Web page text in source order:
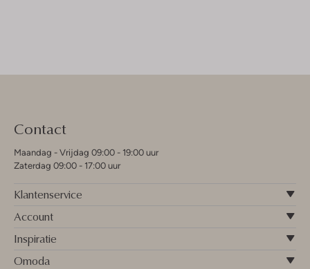
Contact
Maandag - Vrijdag 09:00 - 19:00 uur
Zaterdag 09:00 - 17:00 uur
Klantenservice
Account
Inspiratie
Omoda